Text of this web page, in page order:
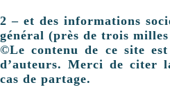
2 – et des informations
général (près de trois
©Le contenu de ce site
d’auteurs. Merci de citer
cas de partage.